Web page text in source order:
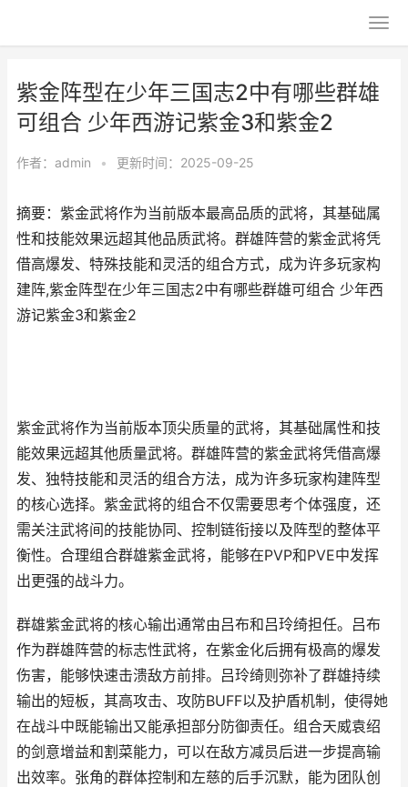
紫金阵型在少年三国志2中有哪些群雄
可组合 少年西游记紫金3和紫金2
作者： admin • 更新时间：2025-09-25
摘要：紫金武将作为当前版本最高品质的武将，其基础属
性和技能效果远超其他品质武将。群雄阵营的紫金武将凭
借高爆发、特殊技能和灵活的组合方式，成为许多玩家构
建阵,紫金阵型在少年三国志2中有哪些群雄可组合 少年西
游记紫金3和紫金2
紫金武将作为当前版本顶尖质量的武将，其基础属性和技
能效果远超其他质量武将。群雄阵营的紫金武将凭借高爆
发、独特技能和灵活的组合方法，成为许多玩家构建阵型
的核心选择。紫金武将的组合不仅需要思考个体强度，还
需关注武将间的技能协同、控制链衔接以及阵型的整体平
衡性。合理组合群雄紫金武将，能够在PVP和PVE中发挥
出更强的战斗力。
群雄紫金武将的核心输出通常由吕布和吕玲绮担任。吕布
作为群雄阵营的标志性武将，在紫金化后拥有极高的爆发
伤害，能够快速击溃敌方前排。吕玲绮则弥补了群雄持续
输出的短板，其高攻击、攻防BUFF以及护盾机制，使得她
在战斗中既能输出又能承担部分防御责任。组合天威袁绍
的剑意增益和割菜能力，可以在敌方减员后进一步提高输
出效率。张角的群体控制和左慈的后手沉默，能为团队创